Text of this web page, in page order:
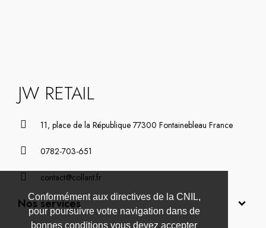
Conformément aux directives de la CNIL,
pour poursuivre votre navigation dans de
bonnes conditions vous devez accepter
JW RETAIL
11, place de la République 77300 Fontainebleau France
0782-703-651
contact@collant.fr
Nos services